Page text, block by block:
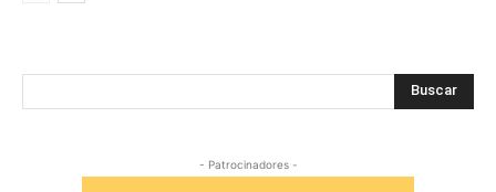
Buscar
- Patrocinadores -